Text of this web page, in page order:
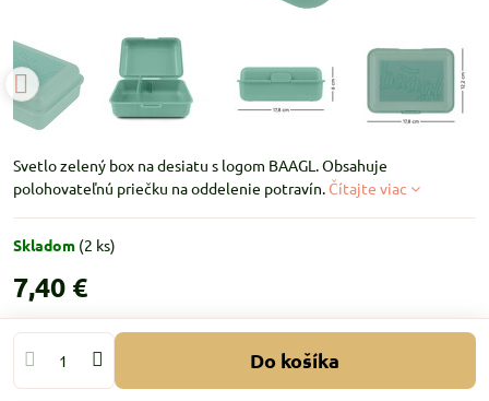
Svetlo zelený box na desiatu s logom BAAGL. Obsahuje
polohovateľnú priečku na oddelenie potravín. Čítajte viac
Skladom (2 ks)
7,40 €
Do košíka